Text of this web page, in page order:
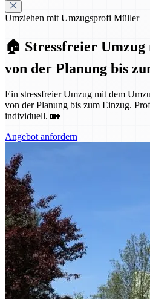
Umziehen mit Umzugsprofi Müller
🏠 Stressfreier
von der Planung bis
Ein stressfreier Umzug mit dem
von der Planung bis zum Einzug.
individuell. 🏡
Angebot anfordern